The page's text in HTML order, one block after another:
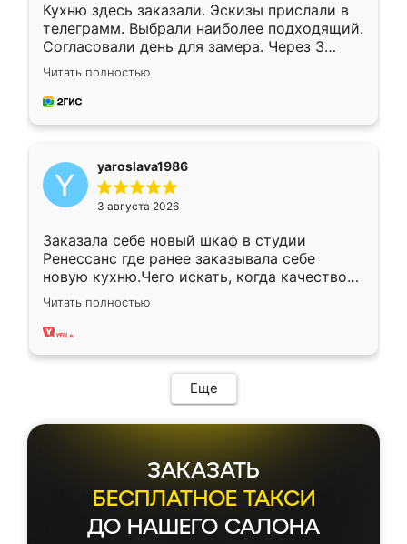
Кухню здесь заказали. Эскизы прислали в
телеграмм. Выбрали наиболее подходящий.
Согласовали день для замера. Через 3
недели кухня была уже готова. Остались
довольны работой. Спасибо Ренессанс
мебель за качественную работу!
Читать полностью
yaroslava1986
3 августа 2026
Заказала себе новый шкаф в студии
Ренессанс где ранее заказывала себе
новую кухню.Чего искать, когда качеством
вполне довольна. Служит кухня уже почти
два года, нареканий нет.
Читать полностью
Еще
ЗАКАЗАТЬ
БЕСПЛАТНОЕ ТАКСИ
ДО НАШЕГО САЛОНА